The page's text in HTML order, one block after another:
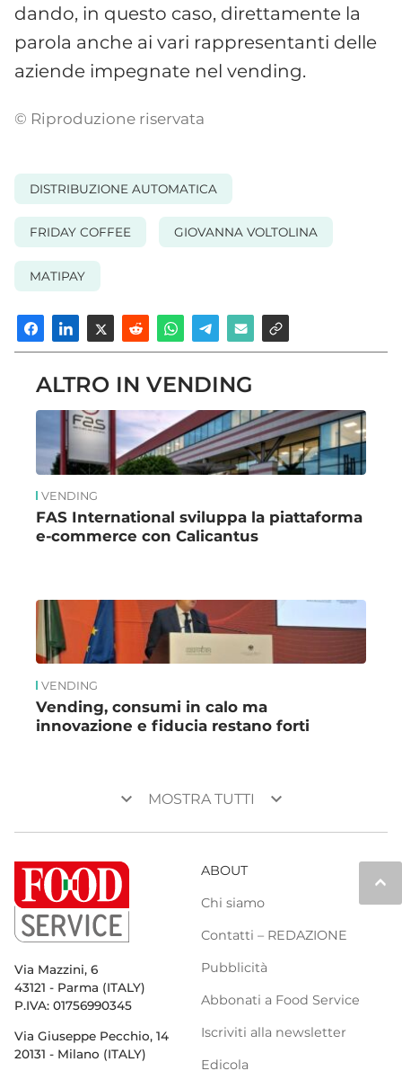
dando, in questo caso, direttamente la
parola anche ai vari rappresentanti delle
aziende impegnate nel vending.
© Riproduzione riservata
DISTRIBUZIONE AUTOMATICA
FRIDAY COFFEE GIOVANNA VOLTOLINA
MATIPAY
ALTRO IN VENDING
VENDING
FAS International sviluppa la piattaforma
e-commerce con Calicantus
VENDING
Vending, consumi in calo ma
innovazione e fiducia restano forti
keyboard_arrow_down MOSTRA TUTTI keyboard_arrow_down
keyboard_arrow_up
Via Mazzini, 6
43121 - Parma (ITALY)
P.IVA: 01756990345
Via Giuseppe Pecchio, 14
20131 - Milano (ITALY)
ABOUT
Chi siamo
Contatti – REDAZIONE
Pubblicità
Abbonati a Food Service
Iscriviti alla newsletter
Edicola